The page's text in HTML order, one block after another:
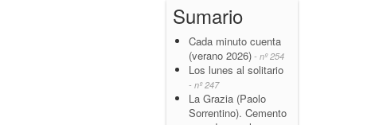
Sumario
Cada minuto cuenta
(verano 2026) - nº 254
Los lunes al solitario
- nº 247
La Grazia (Paolo
Sorrentino). Cemento